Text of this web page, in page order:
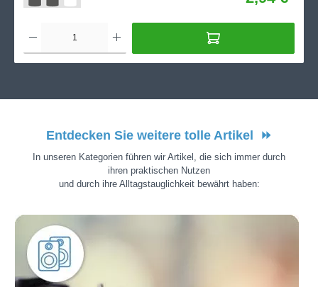
Entdecken Sie weitere tolle Artikel ⏩
In unseren Kategorien führen wir Artikel, die sich immer durch
ihren praktischen Nutzen
und durch ihre Alltagstauglichkeit bewährt haben: